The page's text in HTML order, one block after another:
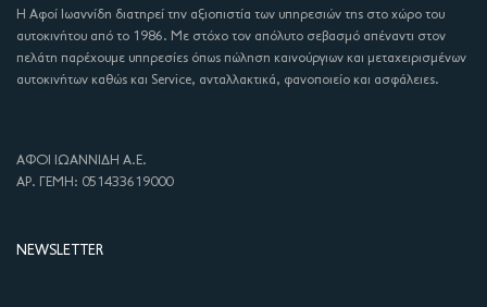
Η Αφοί Ιωαννίδη διατηρεί την αξιοπιστία των υπηρεσιών της στο χώρο του
αυτοκινήτου από το 1986. Με στόχο τον απόλυτο σεβασμό απέναντι στον
πελάτη παρέχουμε υπηρεσίες όπως πώληση καινούργιων και μεταχειρισμένων
αυτοκινήτων καθώς και Service, ανταλλακτικά, φανοποιείο και ασφάλειες.
ΑΦΟΙ ΙΩΑΝΝΙΔΗ Α.Ε.
ΑΡ. ΓΕΜΗ: 051433619000
NEWSLETTER